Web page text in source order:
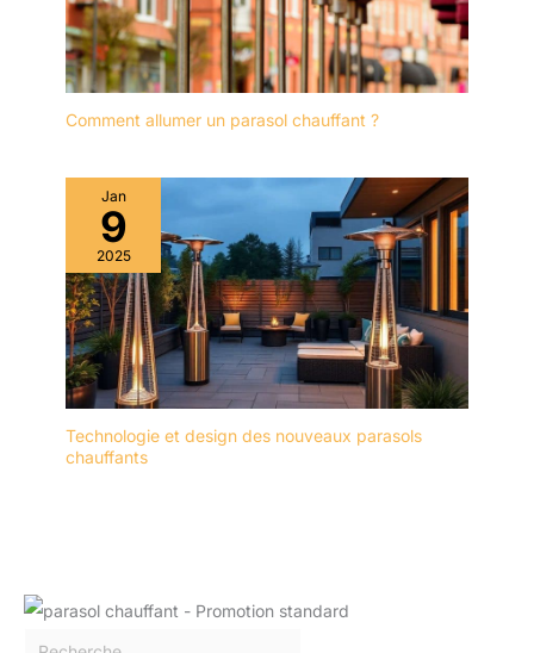
Comment allumer un parasol chauffant ?
Jan
9
2025
Technologie et design des nouveaux parasols
chauffants